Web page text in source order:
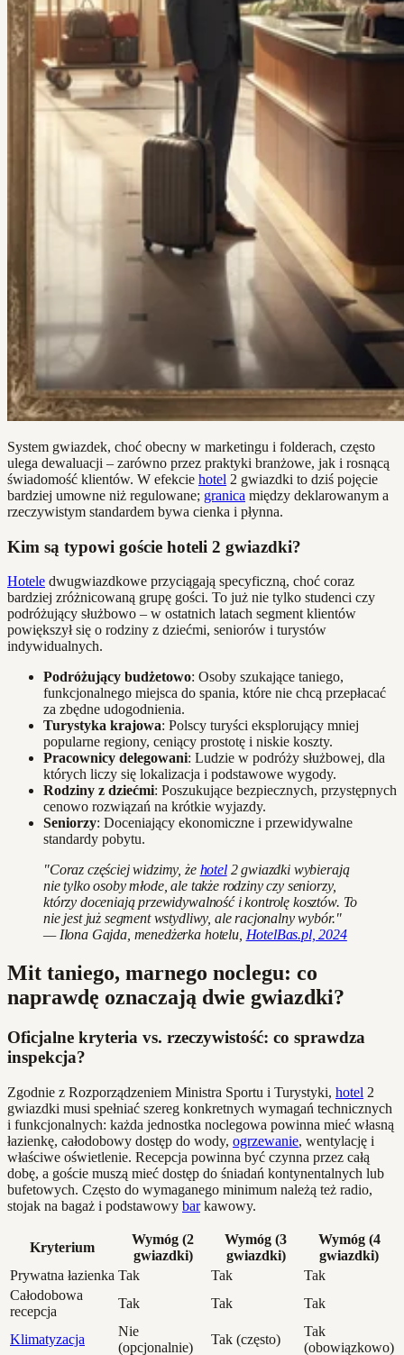
System gwiazdek, choć obecny w marketingu i folderach, często
ulega dewaluacji – zarówno przez praktyki branżowe, jak i rosnącą
świadomość klientów. W efekcie hotel 2 gwiazdki to dziś pojęcie
bardziej umowne niż regulowane; granica między deklarowanym a
rzeczywistym standardem bywa cienka i płynna.
Kim są typowi goście hoteli 2 gwiazdki?
Hotele dwugwiazdkowe przyciągają specyficzną, choć coraz
bardziej zróżnicowaną grupę gości. To już nie tylko studenci czy
podróżujący służbowo – w ostatnich latach segment klientów
powiększył się o rodziny z dziećmi, seniorów i turystów
indywidualnych.
Podróżujący budżetowo: Osoby szukające taniego,
funkcjonalnego miejsca do spania, które nie chcą przepłacać
za zbędne udogodnienia.
Turystyka krajowa: Polscy turyści eksplorujący mniej
popularne regiony, ceniący prostotę i niskie koszty.
Pracownicy delegowani: Ludzie w podróży służbowej, dla
których liczy się lokalizacja i podstawowe wygody.
Rodziny z dziećmi: Poszukujące bezpiecznych, przystępnych
cenowo rozwiązań na krótkie wyjazdy.
Seniorzy: Doceniający ekonomiczne i przewidywalne
standardy pobytu.
"Coraz częściej widzimy, że hotel2 gwiazdki wybierają
nie tylko osoby młode, ale także rodziny czy seniorzy,
którzy doceniają przewidywalność i kontrolę kosztów. To
nie jest już segment wstydliwy, ale racjonalny wybór."
— Ilona Gajda, menedżerka hotelu, HotelBas.pl, 2024
Mit taniego, marnego noclegu: co
naprawdę oznaczają dwie gwiazdki?
Oficjalne kryteria vs. rzeczywistość: co sprawdza
inspekcja?
Zgodnie z Rozporządzeniem Ministra Sportu i Turystyki, hotel 2
gwiazdki musi spełniać szereg konkretnych wymagań technicznych
i funkcjonalnych: każda jednostka noclegowa powinna mieć własną
łazienkę, całodobowy dostęp do wody, ogrzewanie, wentylację i
właściwe oświetlenie. Recepcja powinna być czynna przez całą
dobę, a goście muszą mieć dostęp do śniadań kontynentalnych lub
bufetowych. Często do wymaganego minimum należą też radio,
stojak na bagaż i podstawowy barkawowy.
Kryterium
Wymóg (2
gwiazdki)
Wymóg (3
gwiazdki)
Wymóg (4
gwiazdki)
Prywatna łazienka Tak Tak
Tak
Całodobowa
recepcja
Tak Tak Tak
Klimatyzacja
Nie
(opcjonalnie)
Tak (często)
Tak
(obowiązkowo)